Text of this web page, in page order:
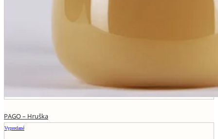
PAGO – Hruška
Vypredané